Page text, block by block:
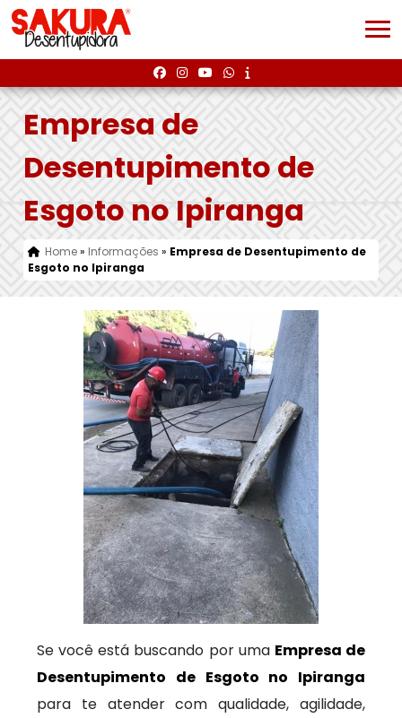
Empresa de
Desentupimento de
Esgoto no Ipiranga
Home» Informações » Empresa de Desentupimento de
Esgoto no Ipiranga
Se você está buscando por uma Empresa de
Desentupimento de Esgoto no Ipiranga
para te atender com qualidade, agilidade,